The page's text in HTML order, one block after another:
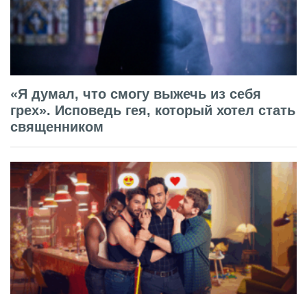
«Я думал, что смогу выжечь из себя
грех». Исповедь гея, который хотел стать
священником